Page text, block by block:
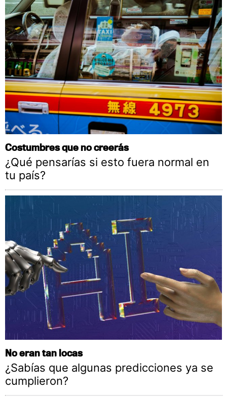
Costumbres que no creerás
¿Qué pensarías si esto fuera normal en
tu país?
No eran tan locas
¿Sabías que algunas predicciones ya se
cumplieron?